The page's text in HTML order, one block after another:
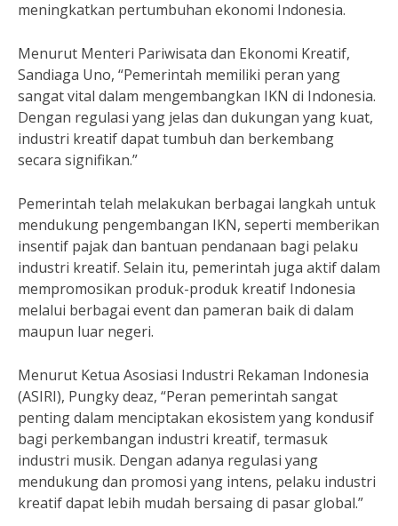
meningkatkan pertumbuhan ekonomi Indonesia.
Menurut Menteri Pariwisata dan Ekonomi Kreatif,
Sandiaga Uno, “Pemerintah memiliki peran yang
sangat vital dalam mengembangkan IKN di Indonesia.
Dengan regulasi yang jelas dan dukungan yang kuat,
industri kreatif dapat tumbuh dan berkembang
secara signifikan.”
Pemerintah telah melakukan berbagai langkah untuk
mendukung pengembangan IKN, seperti memberikan
insentif pajak dan bantuan pendanaan bagi pelaku
industri kreatif. Selain itu, pemerintah juga aktif dalam
mempromosikan produk-produk kreatif Indonesia
melalui berbagai event dan pameran baik di dalam
maupun luar negeri.
Menurut Ketua Asosiasi Industri Rekaman Indonesia
(ASIRI), Pungky deaz, “Peran pemerintah sangat
penting dalam menciptakan ekosistem yang kondusif
bagi perkembangan industri kreatif, termasuk
industri musik. Dengan adanya regulasi yang
mendukung dan promosi yang intens, pelaku industri
kreatif dapat lebih mudah bersaing di pasar global.”